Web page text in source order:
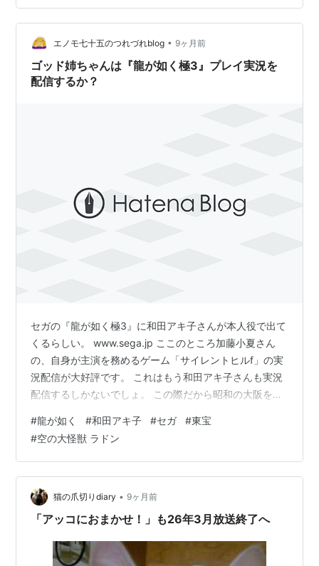
た。
週刊文春 2005年8月11日・18日夏の特大号「実録
和田アキ子「血と骨」のブルース」リードより(実録 和
田アキ子「血と骨」のブルース〜週刊文春を読んで〜 :
き苦しい声で受講生の皆さんには申し訳なかったです 今
回の似顔絵教室の…
エノモ七十五のつれづれblog • 9ヶ月前
ゴッド姉ちゃんは『龍が如く極3』プレイ実況を
配信するか？
セガの『龍が如く極3』に和田アキ子さんが本人役で出て
くるらしい。 www.sega.jp ここのところ加藤小夏さん
の、自身が主演を務めるゲーム「サイレントヒルf」の実
況配信が大好評です。 これはもう和田アキ子さんも実況
配信するしかないでしょ。 この際だから昭和の大阪を舞
キ子を操作する和田アキ子」を配信するのもいいでしょ
う。 初の女性主人公や！ キムタクの次はナニワのゴッド
姉ちゃんや！ 今回は和田アキ子さんの話題ということで
大阪を挙げたが、広島もいいかもしれない。 『鬼武者』
の新作に三船敏郎をモデルにしたキャラクターが出るの
だから、菅原文太や千葉…
#龍が如く #和田アキ子 #セガ #東宝
#空の大怪獣 ラドン
猫の爪切りdiary • 9ヶ月前
「アッコにおまかせ！」も26年3月放送終了へ